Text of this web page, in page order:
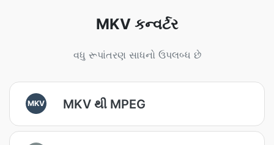
MKV કન્વર્ટર
વધુ રૂપાંતરણ સાધનો ઉપલબ્ધ છે
MKV MKV થી MPEG